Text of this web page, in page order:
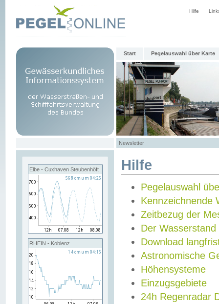
Hilfe
Start Pegelauswahl über Karte
Newsletter
Elbe - Cuxhaven Steubenhöft
RHEIN - Koblenz
Hilfe
Pegelauswahl
Kennzeichnende
Zeitbezug der
Der Wasserstand
Download
Astronomische
Höhensysteme
Einzugsgebiete
24h Regenradar